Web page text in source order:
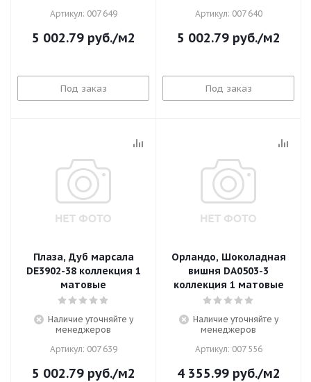
Артикул: 007 649
5 002.79руб./м2
Под заказ
Артикул: 007 640
5 002.79руб./м2
Под заказ
Плаза, Дуб марсала
DE3902-38 коллекция 1
матовые
Наличие уточняйте у
менеджеров
Артикул: 007 639
5 002.79руб./м2
Орландо, Шоколадная
вишня DA0503-3
коллекция 1 матовые
Наличие уточняйте у
менеджеров
Артикул: 007 556
4 355.99руб./м2